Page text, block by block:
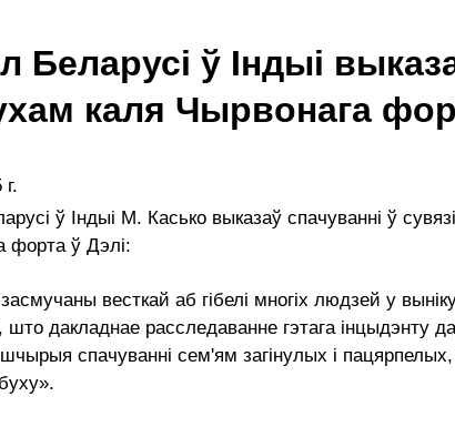
Беларусі ў Індыі
каля Чырвонага
ў Індыі М. Касько выказаў спачуванні ў
форта ў Дэлі:
весткай аб гібелі многіх людзей у
што дакладнае расследаванне гэтага інцыдэнту
спачуванні сем'ям загінулых і